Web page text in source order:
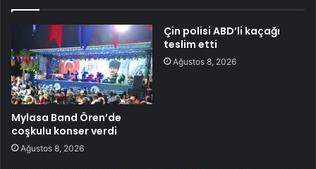
Mylasa Band Ören’de
coşkulu konser verdi
Ağustos 8, 2026
Çin polisi ABD’li kaçağı
teslim etti
Ağustos 8, 2026